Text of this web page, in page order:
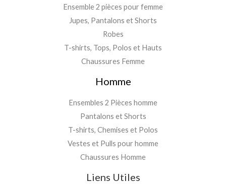
Ensemble 2 pièces pour femme
Jupes, Pantalons et Shorts
Robes
T-shirts, Tops, Polos et Hauts
Chaussures Femme
Homme
Ensembles 2 Pièces homme
Pantalons et Shorts
T-shirts, Chemises et Polos
Vestes et Pulls pour homme
Chaussures Homme
Liens Utiles